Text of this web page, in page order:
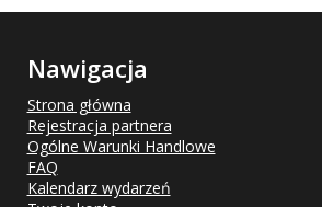
Nawigacja
Strona główna
Rejestracja partnera
Ogólne Warunki Handlowe
FAQ
Kalendarz wydarzeń